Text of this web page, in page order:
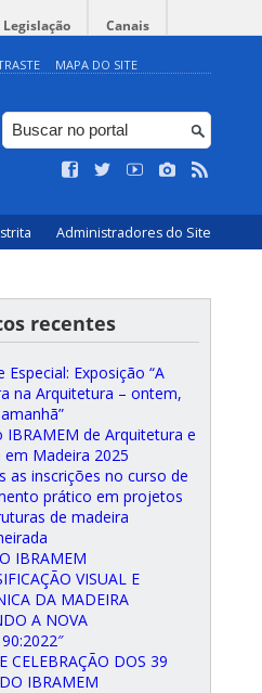
Legislação Canais
MAPA DO SITE
Administradores do Site
recentes
Especial: Exposição “A
na Arquitetura – ontem,
IBRAMEM de Arquitetura e
em Madeira 2025
as inscrições no curso de
prático em projetos
de madeira
IBRAMEM
VISUAL E
DA MADEIRA
A NOVA
CELEBRAÇÃO DOS 39
IBRAMEM